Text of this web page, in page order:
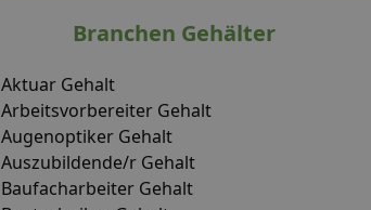
Branchen Gehälter
Aktuar Gehalt
Arbeitsvorbereiter Gehalt
Augenoptiker Gehalt
Auszubildende/r Gehalt
Baufacharbeiter Gehalt